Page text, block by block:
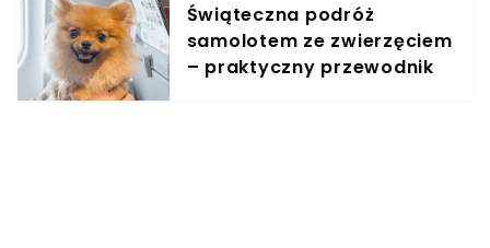
Świąteczna podróż
samolotem ze zwierzęciem
– praktyczny przewodnik